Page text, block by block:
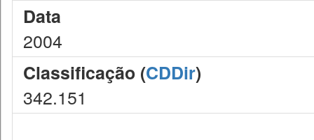
Data
2004
Classificação (CDDir)
342.151